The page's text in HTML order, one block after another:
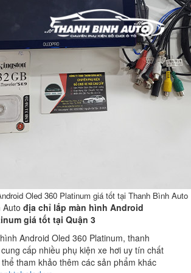
Oled 360 Platinum giá tốt tại Thanh Bình Auto
địa chỉ lắp màn hình Android
giá tốt tại Quận 3
Android Oled 360 Platinum, thanh
cấp nhiều phụ kiện xe hơi uy tín chất
tham khảo thêm các sản phẩm khác